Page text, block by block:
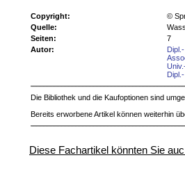
Copyright:
©
Quelle:
Seiten:
7
Autor:
Die Bibliothek und die Kaufoptionen sind
Bereits erworbene Artikel können weiterhin
Diese Fachartikel könnten Sie